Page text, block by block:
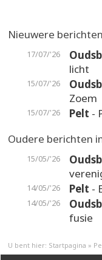
Nieuwere
17/07/'26
licht
15/07/'26
Zoem
15/07/'26 Pelt -
Oudere berichten
15/05/'26
14/05/'26 Pelt -
14/05/'26
fusie
U bent hier: Startpagina »